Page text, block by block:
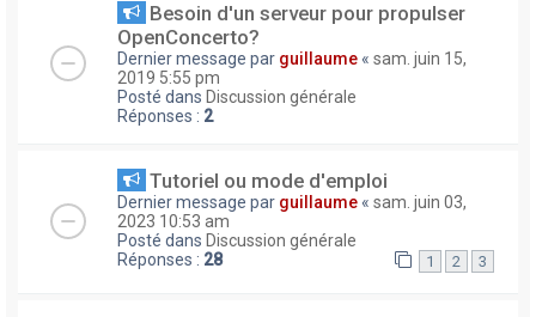
Besoin d'un serveur pour propulser
OpenConcerto?
Dernier message par guillaume « sam. juin 15,
2019 5:55 pm
Posté dans Discussion générale
Réponses : 2
Tutoriel ou mode d'emploi
Dernier message par guillaume « sam. juin 03,
2023 10:53 am
Posté dans Discussion générale
Réponses : 28 1 2 3